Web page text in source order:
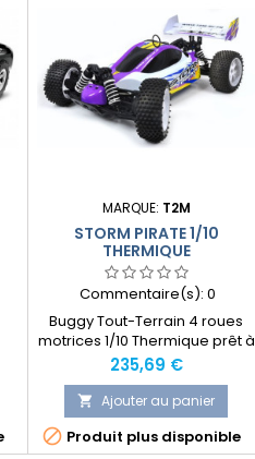
MARQUE: T2M
STORM PIRATE 1/10
THERMIQUE
Commentaire(s): 0
Buggy Tout-Terrain 4 roues
motrices 1/10 Thermique prêt à
rouler.
Prix
235,69 €
 Ajouter au panier
 Produit plus disponible